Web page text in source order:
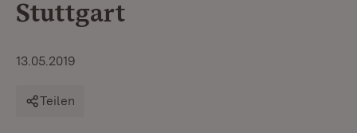
Stuttgart
13.05.2019
Teilen